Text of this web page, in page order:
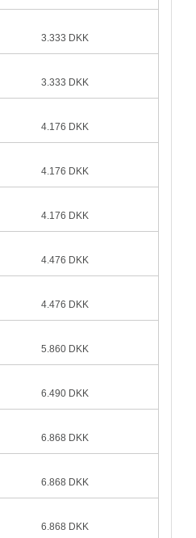
3.333 DKK
3.333 DKK
4.176 DKK
4.176 DKK
4.176 DKK
4.476 DKK
4.476 DKK
5.860 DKK
6.490 DKK
6.868 DKK
6.868 DKK
6.868 DKK